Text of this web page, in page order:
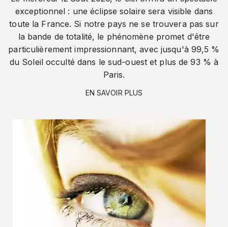
exceptionnel : une éclipse solaire sera visible dans
toute la France. Si notre pays ne se trouvera pas sur
la bande de totalité, le phénomène promet d'être
particulièrement impressionnant, avec jusqu'à 99,5 %
du Soleil occulté dans le sud-ouest et plus de 93 % à
Paris.
EN SAVOIR PLUS